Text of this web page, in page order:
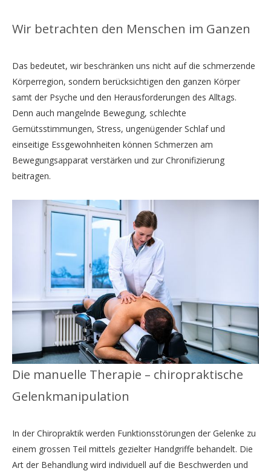
Wir betrachten den Menschen im Ganzen
Das bedeutet, wir beschränken uns nicht auf die schmerzende
Körperregion, sondern berücksichtigen den ganzen Körper
samt der Psyche und den Herausforderungen des Alltags.
Denn auch mangelnde Bewegung, schlechte
Gemütsstimmungen, Stress, ungenügender Schlaf und
einseitige Essgewohnheiten können Schmerzen am
Bewegungsapparat verstärken und zur Chronifizierung
beitragen.
Die manuelle Therapie – chiropraktische
Gelenkmanipulation
In der Chiropraktik werden Funktionsstörungen der Gelenke zu
einem grossen Teil mittels gezielter Handgriffe behandelt. Die
Art der Behandlung wird individuell auf die Beschwerden und